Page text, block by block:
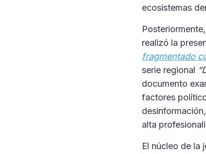
ecosistemas
realizó la
fragmentado
serie regional
documento
factores
alta
El núcleo de la